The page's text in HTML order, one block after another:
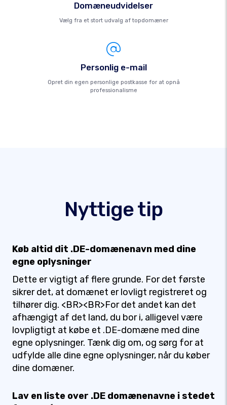
Domæneudvidelser
Vælg fra et stort udvalg af topdomæner
Personlig e-mail
Opret din egen personlige postkasse for at opnå
professionalisme
Nyttige tip
Køb altid dit .DE-domænenavn med dine
egne oplysninger
Dette er vigtigt af flere grunde. For det første
sikrer det, at domænet er lovligt registreret og
tilhører dig. <BR><BR>For det andet kan det
afhængigt af det land, du bor i, alligevel være
lovpligtigt at købe et .DE-domæne med dine
egne oplysninger. Tænk dig om, og sørg for at
udfylde alle dine egne oplysninger, når du køber
dine domæner.
Lav en liste over .DE domænenavne i stedet